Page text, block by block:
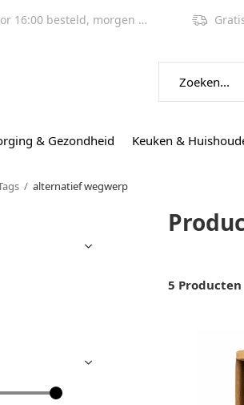
& Gezondheid Keuken &
besteld, morgen in huis! Gratis
alternatief wegwerp
5 Producten